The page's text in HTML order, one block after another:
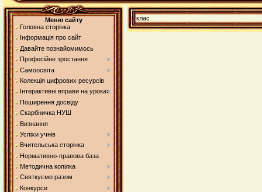
Меню сайту
Головна сторінка
Інформація про сайт
Давайте познайомимось
Професійне зростання
Самоосвіта
Колекція цифрових ресурсів
Інтерактивні вправи на уроках
Поширення досвіду
Скарбничка НУШ
Визнання
Успіхи учнів
Вчительська сторінка
Нормативно-правова база
Методична копілка
Святкуємо разом
Конкурси
клас